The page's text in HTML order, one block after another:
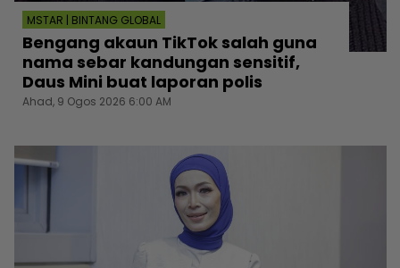
MSTAR | BINTANG GLOBAL
Bengang akaun TikTok salah guna
nama sebar kandungan sensitif,
Daus Mini buat laporan polis
Ahad, 9 Ogos 2026 6:00 AM